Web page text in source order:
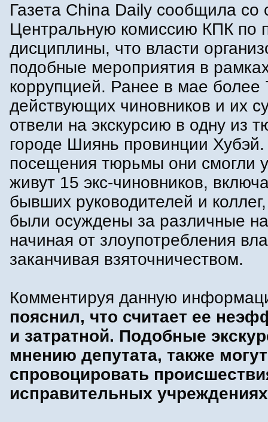
Газета China Daily сообщила со
Центральную комиссию КПК по
дисциплины, что власти
подобные мероприятия в
коррупцией. Ранее в мае более
действующих чиновников и их
отвели на экскурсию в одну из
городе Шиянь провинции
посещения тюрьмы они смогли
живут 15 экс-чиновников,
бывших руководителей и
были осуждены за различные
начиная от злоупотребления
заканчивая взяточничеством.
Комментируя данную
пояснил, что считает ее
и затратной. Подобные
мнению депутата, также могут
спровоцировать
исправительных учреждениях